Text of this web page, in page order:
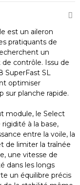
est un aileron
pratiquants de
un
contrôle. Issu de
SuperFast SL
optimiser
sur planche rapide.
module, le Select
à la base,
entre la voile, la
de limiter la traînée
une vitesse de
dans les longs
un équilibre précis